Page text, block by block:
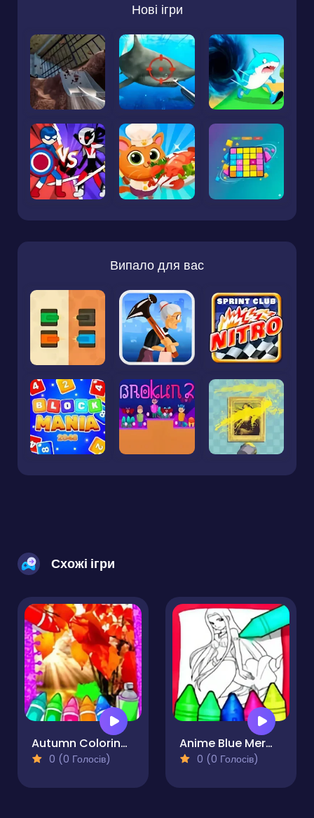
Нові ігри
Випало для вас
Схожі ігри
Autumn Coloring Game
0 (0 Голосів)
Anime Blue Mermaid Coloring
0 (0 Голосів)